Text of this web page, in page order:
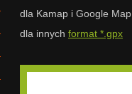
dla Kamap i Google Map
dla innych format *.gpx